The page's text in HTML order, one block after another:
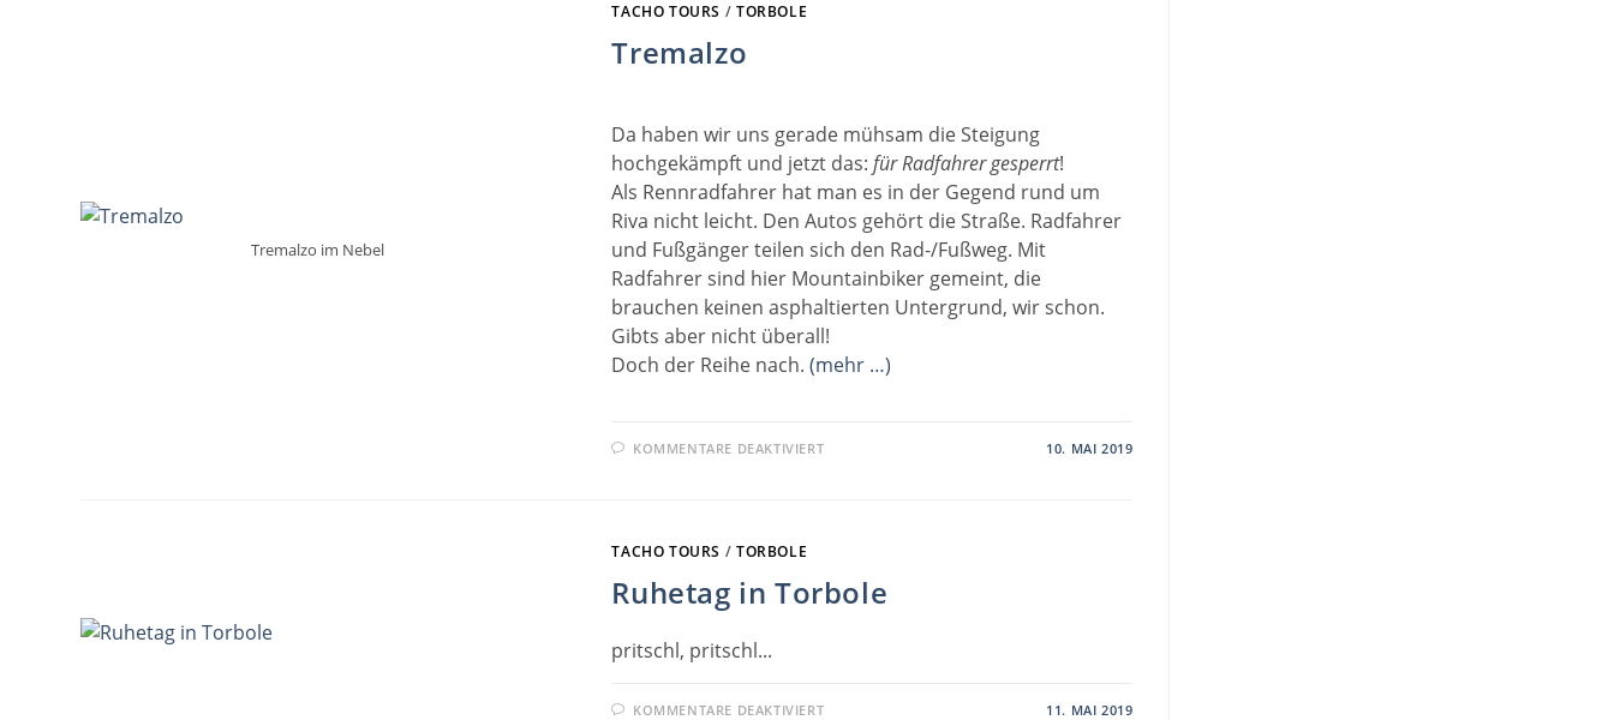
Tremalzo im Nebel
TACHO TOURS / TORBOLE
Tremalzo
Da haben wir uns gerade mühsam die Steigung
hochgekämpft und jetzt das:für Radfahrer gesperrt!
Als Rennradfahrer hat man es in der Gegend rund um
Riva nicht leicht. Den Autos gehört die Straße. Radfahrer
und Fußgänger teilen sich den Rad-/Fußweg. Mit
Radfahrer sind hier Mountainbiker gemeint, die
brauchen keinen asphaltierten Untergrund, wir schon.
Gibts aber nicht überall!
Doch der Reihe nach.(mehr …)
KOMMENTARE DEAKTIVIERTFÜR 10. MAI 2019
TACHO TOURS / TORBOLE
Ruhetag in Torbole
pritschl, pritschl...
KOMMENTARE DEAKTIVIERTFÜR 11. MAI 2019